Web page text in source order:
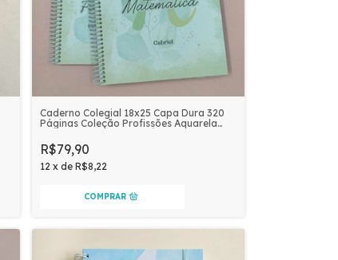
Caderno Colegial 18x25 Capa Dura 320
Páginas Coleção Profissões Aquarela
R$79,90
12 x de R$8,22